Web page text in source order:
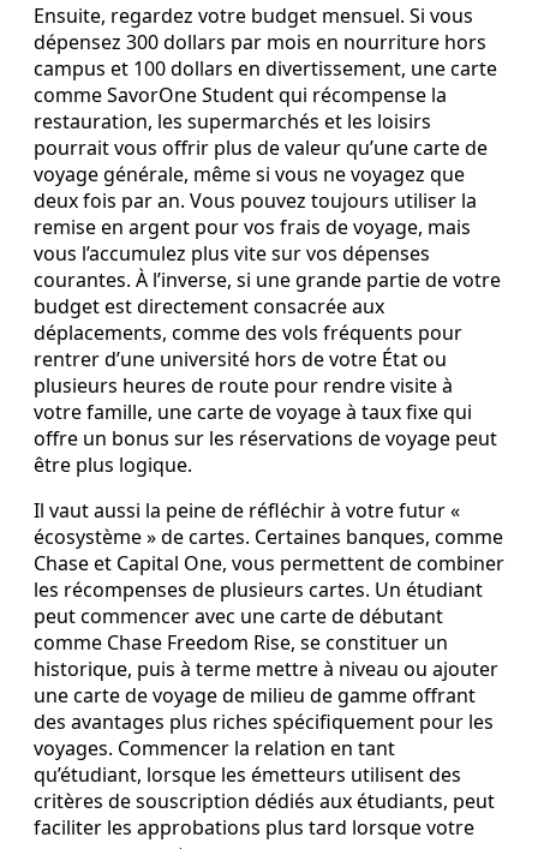
Ensuite, regardez votre budget mensuel. Si vous
dépensez 300 dollars par mois en nourriture hors
campus et 100 dollars en divertissement, une carte
comme SavorOne Student qui récompense la
restauration, les supermarchés et les loisirs
pourrait vous offrir plus de valeur qu’une carte de
voyage générale, même si vous ne voyagez que
deux fois par an. Vous pouvez toujours utiliser la
remise en argent pour vos frais de voyage, mais
vous l’accumulez plus vite sur vos dépenses
courantes. À l’inverse, si une grande partie de votre
budget est directement consacrée aux
déplacements, comme des vols fréquents pour
rentrer d’une université hors de votre État ou
plusieurs heures de route pour rendre visite à
votre famille, une carte de voyage à taux fixe qui
offre un bonus sur les réservations de voyage peut
être plus logique.
Il vaut aussi la peine de réfléchir à votre futur «
écosystème » de cartes. Certaines banques, comme
Chase et Capital One, vous permettent de combiner
les récompenses de plusieurs cartes. Un étudiant
peut commencer avec une carte de débutant
comme Chase Freedom Rise, se constituer un
historique, puis à terme mettre à niveau ou ajouter
une carte de voyage de milieu de gamme offrant
des avantages plus riches spécifiquement pour les
voyages. Commencer la relation en tant
qu’étudiant, lorsque les émetteurs utilisent des
critères de souscription dédiés aux étudiants, peut
faciliter les approbations plus tard lorsque votre